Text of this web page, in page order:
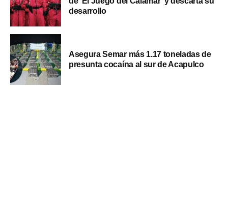
desarrollo
Asegura Semar más 1.17 toneladas de
presunta cocaína al sur de Acapulco